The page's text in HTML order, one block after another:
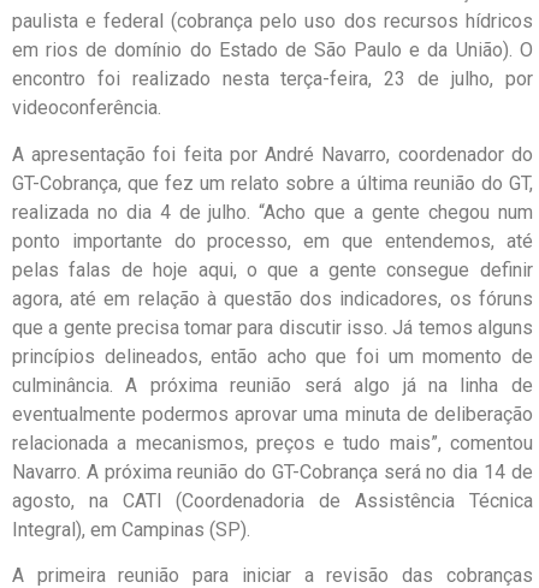
paulista e federal (cobrança pelo uso dos recursos hídricos
em rios de domínio do Estado de São Paulo e da União). O
encontro foi realizado nesta terça-feira, 23 de julho, por
videoconferência.
A apresentação foi feita por André Navarro, coordenador do
GT-Cobrança, que fez um relato sobre a última reunião do GT,
realizada no dia 4 de julho. “Acho que a gente chegou num
ponto importante do processo, em que entendemos, até
pelas falas de hoje aqui, o que a gente consegue definir
agora, até em relação à questão dos indicadores, os fóruns
que a gente precisa tomar para discutir isso. Já temos alguns
princípios delineados, então acho que foi um momento de
culminância. A próxima reunião será algo já na linha de
eventualmente podermos aprovar uma minuta de deliberação
relacionada a mecanismos, preços e tudo mais”, comentou
Navarro. A próxima reunião do GT-Cobrança será no dia 14 de
agosto, na CATI (Coordenadoria de Assistência Técnica
Integral), em Campinas (SP).
A primeira reunião para iniciar a revisão das cobranças